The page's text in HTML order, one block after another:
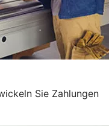
Sie Zahlungen